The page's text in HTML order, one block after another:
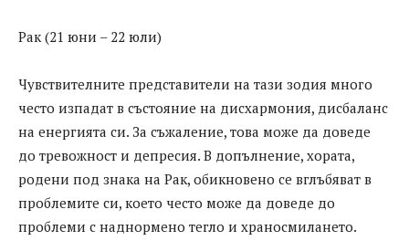
Рак (21 юни – 22 юли)
Чувствителните представители на тази зодия много
често изпадат в състояние на дисхармония, дисбаланс
на енергията си. За съжаление, това може да доведе
до тревожност и депресия. В допълнение, хората,
родени под знака на Рак, обикновено се вглъбяват в
проблемите си, което често може да доведе до
проблеми с наднормено тегло и храносмилането.